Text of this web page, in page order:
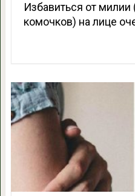
Избавиться от
комочков) на лице